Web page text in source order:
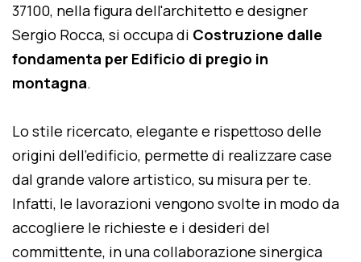
37100, nella figura dell'architetto e designer
Sergio Rocca, si occupa di Costruzione dalle
fondamenta per Edificio di pregio in
montagna.
Lo stile ricercato, elegante e rispettoso delle
origini dell'edificio, permette di realizzare case
dal grande valore artistico, su misura per te.
Infatti, le lavorazioni vengono svolte in modo da
accogliere le richieste e i desideri del
committente, in una collaborazione sinergica